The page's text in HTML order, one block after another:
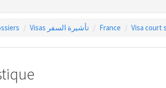
Visas تأشيرة السفر France Visa court